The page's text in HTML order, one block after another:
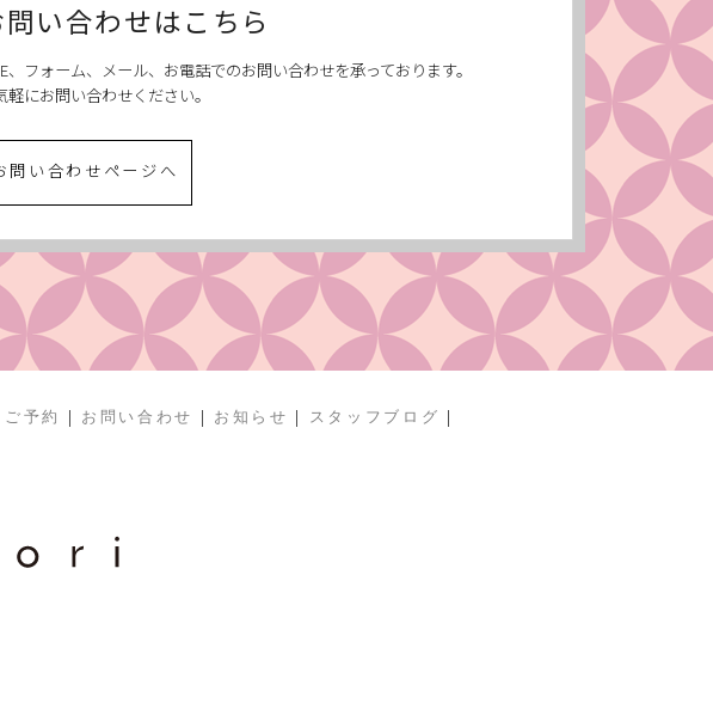
問い合わせはこちら
、フォーム、メール、お電話でのお問い合わせを承っております。
軽にお問い合わせください。
問い合わせページへ
ご予約 | お問い合わせ | お知らせ | スタッフブログ |